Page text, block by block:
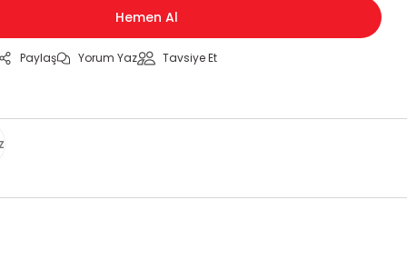
Hemen Al
Paylaş Yorum Yaz Tavsiye Et